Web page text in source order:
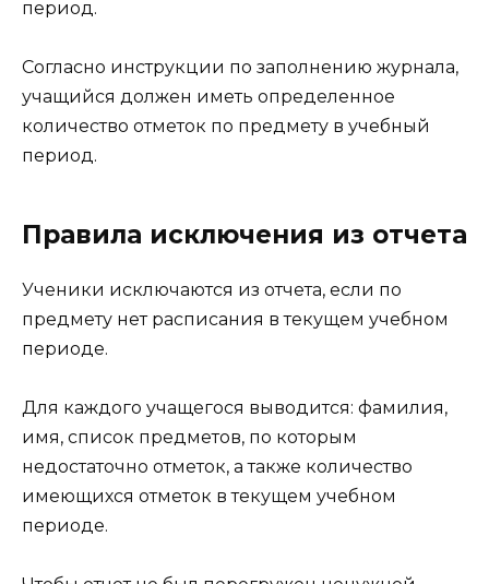
период.
Согласно инструкции по заполнению журнала,
учащийся должен иметь определенное
количество отметок по предмету в учебный
период.
Правила исключения из отчета
Ученики исключаются из отчета, если по
предмету нет расписания в текущем учебном
периоде.
Для каждого учащегося выводится: фамилия,
имя, список предметов, по которым
недостаточно отметок, а также количество
имеющихся отметок в текущем учебном
периоде.